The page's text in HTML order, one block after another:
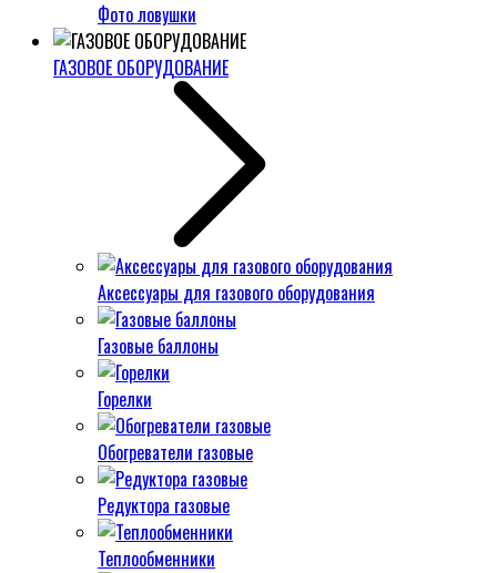
Фото ловушки
ГАЗОВОЕ ОБОРУДОВАНИЕ
Аксессуары для газового оборудования
Газовые баллоны
Горелки
Обогреватели газовые
Редуктора газовые
Теплообменники